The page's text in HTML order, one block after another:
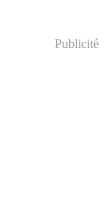
Publicité